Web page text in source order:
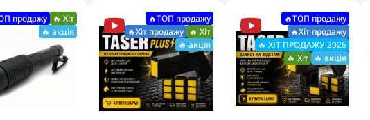
продажу 🔥 Хіт
🔥 акція
🔥ТОП продажу
🔥Хіт продажу
🔥 Хіт
🔥 акція
🔥ТОП продажу
🔥Хіт продажу
🔥 ХІТ ПРОДАЖУ 2026
🔥 Хіт
🔥 акція